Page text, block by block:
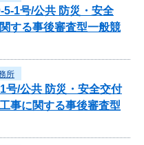
5-1号/公共 防災・安全
する事後審査型一般競
所
号/公共 防災・安全交付
事に関する事後審査型